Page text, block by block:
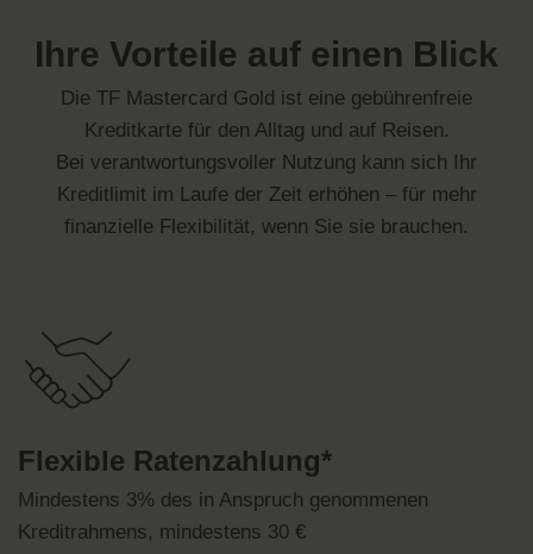
Ihre Vorteile auf einen Blick
Die TF Mastercard Gold ist eine gebührenfreie
Kreditkarte für den Alltag und auf Reisen.
Bei verantwortungsvoller Nutzung kann sich Ihr
Kreditlimit im Laufe der Zeit erhöhen – für mehr
finanzielle Flexibilität, wenn Sie sie brauchen.
Flexible Ratenzahlung*
Mindestens 3% des in Anspruch genommenen
Kreditrahmens, mindestens 30 €